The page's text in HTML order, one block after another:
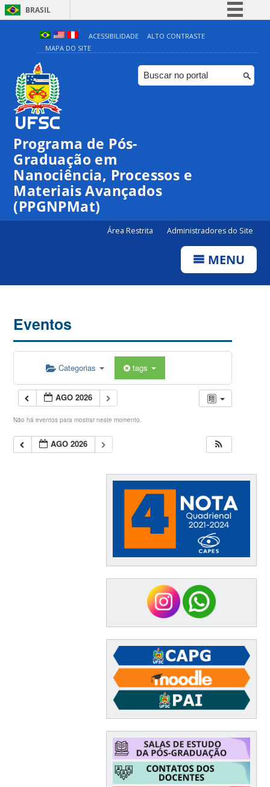
BRASIL
Simplifique!
Comunica BR
Participe
ACESSIBILIDADE
ALTO CONTRASTE
MAPA DO SITE
Programa de Pós-
Graduação em
Nanociência, Processos e
Materiais Avançados
(PPGNPMat)
Área Restrita Administradores do Site
MENU
Eventos
Categorias tags
AGO 2026
Não há eventos para mostrar neste momento.
AGO 2026